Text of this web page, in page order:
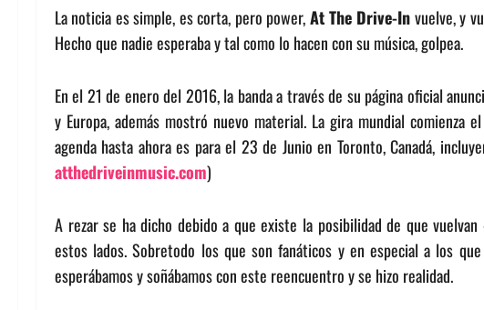
La noticia es simple, es corta, pero power,At The Drive-Invuelve, y
Hecho que nadie esperaba y tal como lo hacen con su música, golpea.
En el 21 de enero del 2016, la banda a través de su página oficial
y Europa, además mostró nuevo material. La gira mundial comienza
agenda hasta ahora es para el 23 de Junio en Toronto, Canadá,
atthedriveinmusic.com)
A rezar se ha dicho debido a que existe la posibilidad de que
estos lados. Sobretodo los que son fanáticos y en especial a los
esperábamos y soñábamos con este reencuentro y se hizo realidad.